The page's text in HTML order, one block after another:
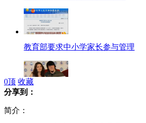
教育部要求中小学家长参与管理
男子中奖分朋友 不给母亲一分
0顶 收藏
分享到：
简介：